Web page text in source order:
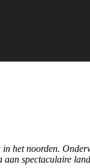
het noorden.
spectaculaire